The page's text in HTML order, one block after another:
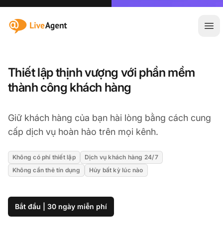
:site.title
Mở
Thiết lập thịnh vượng với phần mềm
thành công khách hàng
Giữ khách hàng của bạn hài lòng bằng cách cung
cấp dịch vụ hoàn hảo trên mọi kênh.
Không có phí thiết lập
Dịch vụ khách hàng 24/7
Không cần thẻ tín dụng
Hủy bất kỳ lúc nào
Bắt đầu | 30 ngày miễn phí